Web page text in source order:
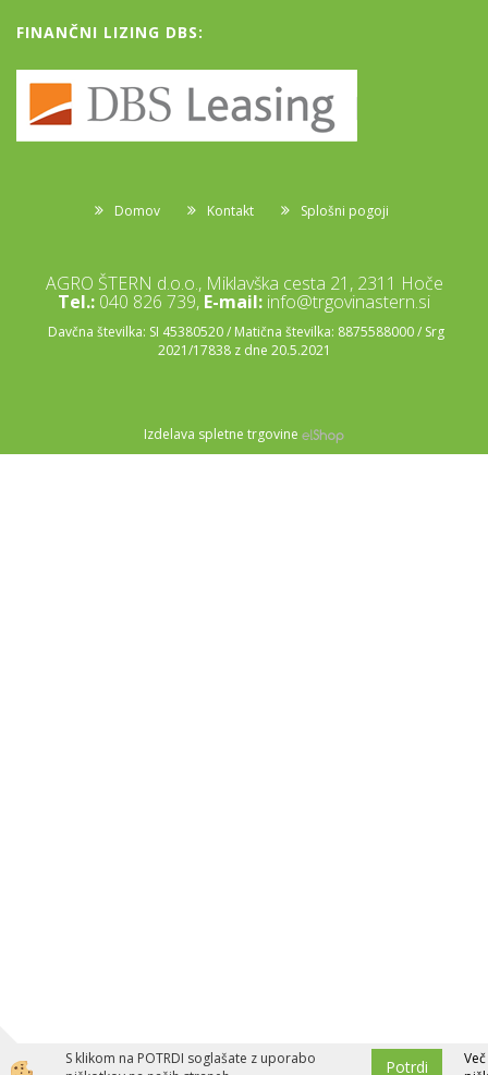
FINANČNI LIZING DBS:
Domov Kontakt Splošni pogoji
AGRO ŠTERN d.o.o., Miklavška cesta 21, 2311 Hoče
Tel.: 040 826 739, E-mail: info@trgovinastern.si
Davčna številka: SI 45380520 / Matična številka: 8875588000 / Srg
2021/17838 z dne 20.5.2021
Izdelava spletne trgovine
S klikom na POTRDI soglašate z uporabo
Potrdi